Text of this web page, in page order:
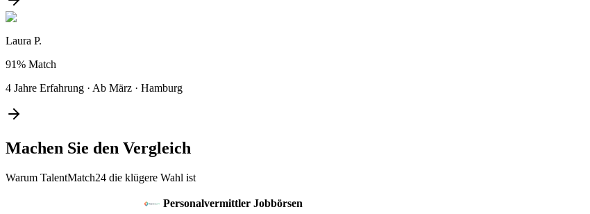
Laura P.
91% Match
4 Jahre Erfahrung · Ab März · Hamburg
Machen Sie den Vergleich
Warum TalentMatch24 die klügere Wahl ist
Personalvermittler Jobbörsen